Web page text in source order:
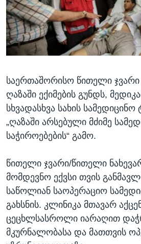
ᲡᲢᲣᲓᲘᲐ ᲕᲐᲨᲘᲜᲒᲢᲝᲜᲘ
ᲔᲙᲝᲜᲝᲛᲘᲙᲐ
ᲯᲐᲜᲛᲠᲗᲔᲚᲝᲑᲐ
ᲛᲔᲪᲜᲘᲔᲠᲔᲑᲐ
ᲙᲣᲚᲢᲣᲠᲐ
ᲒᲐᲚᲘᲚᲔᲝ
ᲓᲔᲖᲘᲜᲤᲝᲠᲛᲐᲪᲘᲐ
Learning English
ᲗᲕᲐᲚᲘ ᲒᲕᲐᲓᲔᲕᲜᲔᲗ
ენები
საერთაშორისო წითელი
ღაზაში ექიმების გუნდს,
სხვადასხვა სახის სამედიცინო
„ღაზაში არსებული მძიმე
საჭიროებების“ გამო.
წითელი ჯვარი/წითელი
მომდევნო ექვსი თვის
საწოლიან საოპერაციო
გახსნის. კლინიკა მთავარ
ცეცხლსასროლი იარაღით
მკურნალობასა და მათთვის